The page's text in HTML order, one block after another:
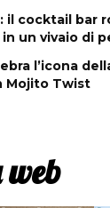
il cocktail bar
un vivaio di
l’icona
Mojito Twist